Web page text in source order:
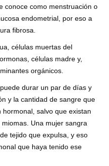
conoce como menstruación o
endometrial, por eso a
fibrosa.
células muertas del
células madre y,
orgánicos.
durar un par de días y
y la cantidad de sangre que
salvo que existan
Una mujer sangra
tejido que expulsa, y eso
que haya tenido ese